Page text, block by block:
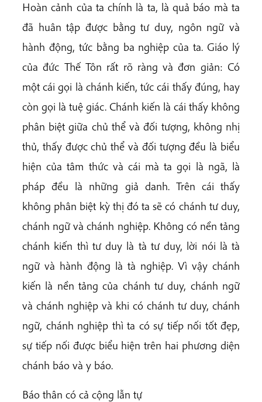
Hoàn cảnh của ta chính là ta, là quả báo mà ta
đã huân tập được bằng tư duy, ngôn ngữ và
hành động, tức bằng ba nghiệp của ta. Giáo lý
của đức Thế Tôn rất rõ ràng và đơn giản: Có
một cái gọi là chánh kiến, tức cái thấy đúng, hay
còn gọi là tuệ giác. Chánh kiến là cái thấy không
phân biệt giữa chủ thể và đối tượng, không nhị
thủ, thấy được chủ thể và đối tượng đều là biểu
hiện của tâm thức và cái mà ta gọi là ngã, là
pháp đều là những giả danh. Trên cái thấy
không phân biệt kỳ thị đó ta sẽ có chánh tư duy,
chánh ngữ và chánh nghiệp. Không có nền tảng
chánh kiến thì tư duy là tà tư duy, lời nói là tà
ngữ và hành động là tà nghiệp. Vì vậy chánh
kiến là nền tảng của chánh tư duy, chánh ngữ
và chánh nghiệp và khi có chánh tư duy, chánh
ngữ, chánh nghiệp thì ta có sự tiếp nối tốt đẹp,
sự tiếp nối được biểu hiện trên hai phương diện
chánh báo và y báo.
Báo thân có cả cộng lẫn tự